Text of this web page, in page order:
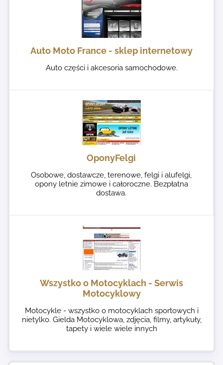
Auto Moto France - sklep internetowy
Auto części i akcesoria samochodowe.
OponyFelgi
Osobowe, dostawcze, terenowe, felgi i alufelgi,
opony letnie zimowe i całoroczne. Bezpłatna
dostawa.
Wszystko o Motocyklach - Serwis
Motocyklowy
Motocykle - wszystko o motocyklach sportowych i
nietylko. Gielda Motocyklowa, zdjęcia, filmy, artykuły,
tapety i wiele wiele innych